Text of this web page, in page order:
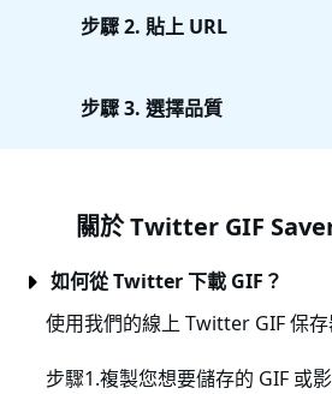
步驟 2. 貼上 URL
步驟 3. 選擇品質
關於 Twitter GIF
如何從 Twitter 下載 GIF？
使用我們的線上 Twitter GIF 保存
步驟1.複製您想要儲存的 GIF 或